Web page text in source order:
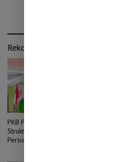
Rekomendasi untuk kamu
PKB Probolinggo Perkuat
Struktur hingga Ranting,
Persiapan Menuju Pemilu 2029